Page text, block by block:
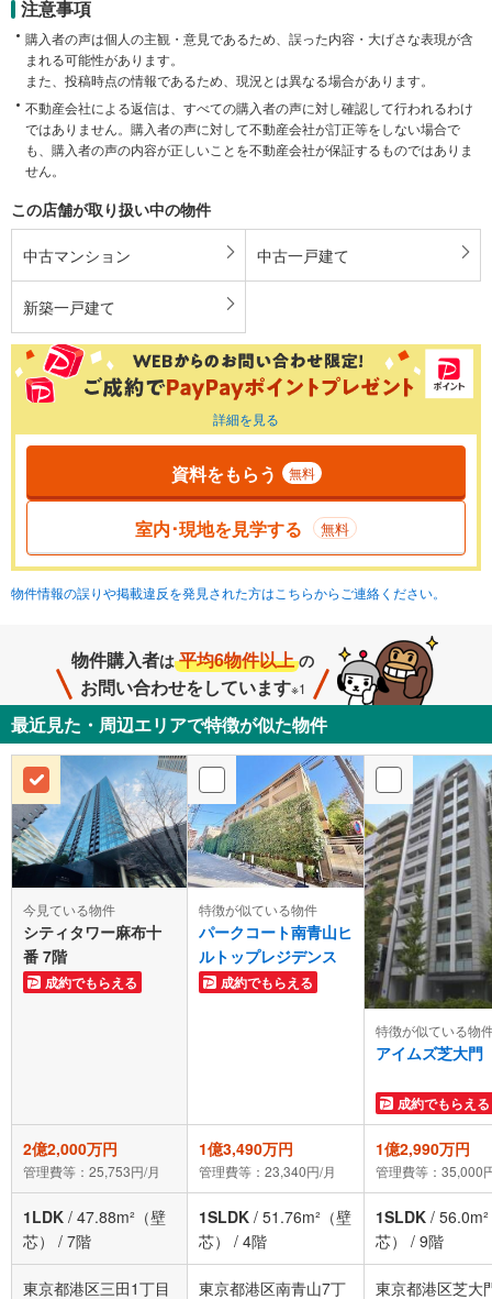
注意事項
購入者の声は個人の主観・意見であるため、誤った内容・大げさな表現が含
まれる可能性があります。
また、投稿時点の情報であるため、現況とは異なる場合があります。
不動産会社による返信は、すべての購入者の声に対し確認して行われるわけ
ではありません。購入者の声に対して不動産会社が訂正等をしない場合で
も、購入者の声の内容が正しいことを不動産会社が保証するものではありま
せん。
この店舗が取り扱い中の物件
中古マンション 中古一戸建て
新築一戸建て
詳細を見る
資料をもらう 無料
室内･現地を見学する 無料
物件情報の誤りや掲載違反を発見された方はこちらからご連絡ください。
物件購入者は 平均6物件以上 の
お問い合わせをしています※1
最近見た・周辺エリアで特徴が似た物件
今見ている物件
シティタワー麻布十
番 7階
成約でもらえる
特徴が似ている物件
パークコート南青山ヒ
ルトップレジデンス
成約でもらえる
特徴が似ている物
アイムズ芝大門
成約でもらえる
2億2,000万円
管理費等：25,753円/月
1億3,490万円
管理費等：23,340円/月
1億2,990万円
管理費等：35,000
1LDK / 47.88m²（壁
芯）
/ 7階
1SLDK / 51.76m²（壁
芯）
/ 4階
1SLDK /
芯）
/ 9階
東京都港区三田1丁目
東京都港区南青山7丁
東京都港区芝大